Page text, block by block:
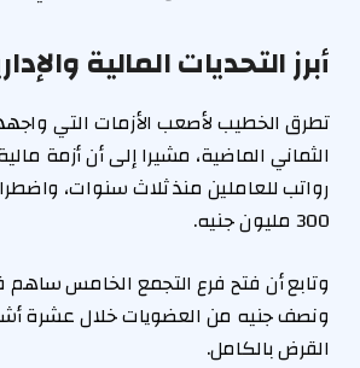
أبرز التحديات المالية
تطرق الخطيب لأصعب الأزمات التي
الثماني الماضية، مشيرا إلى أن أزمة
رواتب للعاملين منذ ثلاث سنوات،
300 مليون جنيه.
وتابع أن فتح فرع التجمع الخامس ساهم
ونصف جنيه من العضويات خلال عشرة
القرض بالكامل.